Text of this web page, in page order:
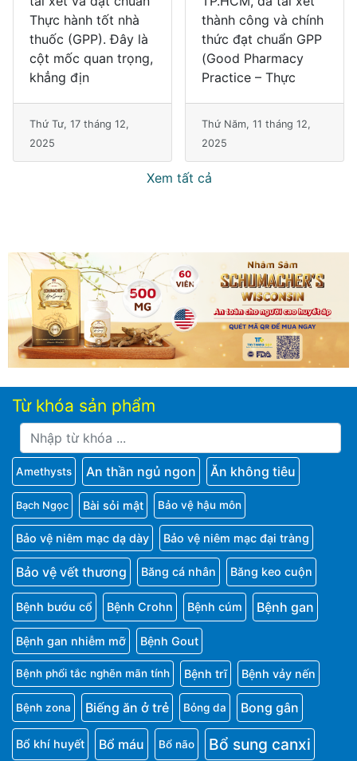
Thực hành tốt nhà
thuốc (GPP). Đây là
cột mốc quan trọng,
khẳng địn
Thứ Tư, 17 tháng 12,
2025
thành công và chính
thức đạt chuẩn GPP
(Good Pharmacy
Practice – Thực
Thứ Năm, 11 tháng 12,
2025
Xem tất cả
Từ khóa sản phẩm
Amethysts An thần ngủ ngon Ăn không tiêu
Bạch Ngọc Bài sỏi mật Bảo vệ hậu môn
Bảo vệ niêm mạc dạ dày Bảo vệ niêm mạc đại tràng
Bảo vệ vết thương Băng cá nhân Băng keo cuộn
Bệnh bướu cổ Bệnh Crohn Bệnh cúm Bệnh gan
Bệnh gan nhiễm mỡ Bệnh Gout
Bệnh phổi tắc nghẽn mãn tính Bệnh trĩ Bệnh vảy nến
Bệnh zona Biếng ăn ở trẻ Bỏng da Bong gân
Bổ khí huyết Bổ máu Bổ não Bổ sung canxi